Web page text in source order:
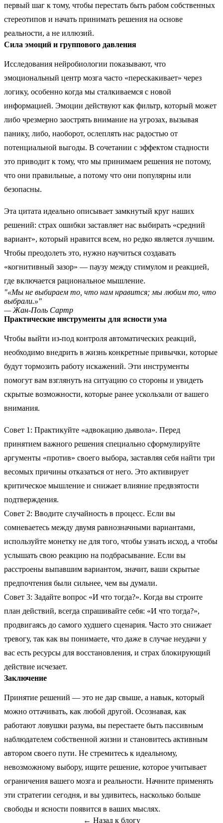
первый шаг к тому, чтобы перестать быть рабом собственных
стереотипов и начать принимать решения на основе
реальности, а не иллюзий.
Сила эмоций и группового давления
Исследования нейробиологии показывают, что
эмоциональный центр мозга часто «перескакивает» через
логику, особенно когда мы сталкиваемся с новой
информацией. Эмоции действуют как фильтр, который может
либо чрезмерно заострять внимание на угрозах, вызывая
панику, либо, наоборот, ослеплять нас радостью от
потенциальной выгоды. В сочетании с эффектом стадности
это приводит к тому, что мы принимаем решения не потому,
что они правильные, а потому что они популярны или
безопасны.
Эта цитата идеально описывает замкнутый круг наших
решений: страх ошибки заставляет нас выбирать «средний
вариант», который нравится всем, но редко является лучшим.
Чтобы преодолеть это, нужно научиться создавать
«когнитивный зазор» — паузу между стимулом и реакцией,
где включается рациональное мышление.
"«Мы не выбираем то, что нам нравится; мы любим то, что
выбрали.»"
— Жан-Поль Сартр
Практические инструменты для ясности ума
Чтобы выйти из-под контроля автоматических реакций,
необходимо внедрить в жизнь конкретные привычки, которые
будут тормозить работу искажений. Эти инструменты
помогут вам взглянуть на ситуацию со стороны и увидеть
скрытые возможности, которые ранее ускользали от вашего
внимания.
Совет 1: Практикуйте «адвокацию дьявола». Перед
принятием важного решения специально сформулируйте
аргументы «против» своего выбора, заставляя себя найти три
весомых причины отказаться от него. Это активирует
критическое мышление и снижает влияние предвзятости
подтверждения.
Совет 2: Вводите случайность в процесс. Если вы
сомневаетесь между двумя равнозначными вариантами,
используйте монетку не для того, чтобы узнать исход, а чтобы
услышать свою реакцию на подбрасывание. Если вы
расстроены выпавшим вариантом, значит, ваши скрытые
предпочтения были сильнее, чем вы думали.
Совет 3: Задайте вопрос «И что тогда?». Когда вы строите
план действий, всегда спрашивайте себя: «И что тогда?»,
продвигаясь до самого худшего сценария. Часто это снижает
тревогу, так как вы понимаете, что даже в случае неудачи у
вас есть ресурсы для восстановления, и страх блокирующий
действие исчезает.
Заключение
Принятие решений — это не дар свыше, а навык, который
можно оттачивать, как любой другой. Осознавая, как
работают ловушки разума, вы перестаете быть пассивным
наблюдателем собственной жизни и становитесь активным
автором своего пути. Не стремитесь к идеальному,
невозможному выбору, ищите решение, которое учитывает
ограничения вашего мозга и реальности. Начните применять
эти стратегии сегодня, и вы удивитесь, насколько больше
свободы и ясности появится в ваших мыслях.
← Назад к блогу